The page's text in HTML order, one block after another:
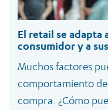
El retail se
consumidor y a
Muchos factores
comportamiento
compra. ¿Cómo